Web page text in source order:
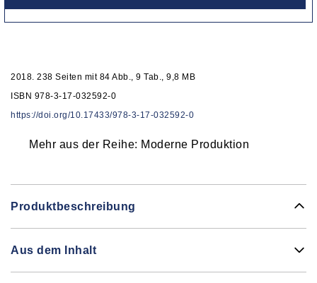
2018. 238 Seiten mit 84 Abb., 9 Tab., 9,8 MB
ISBN 978-3-17-032592-0
https://doi.org/10.17433/978-3-17-032592-0
Mehr aus der Reihe: Moderne Produktion
Produktbeschreibung
Aus dem Inhalt